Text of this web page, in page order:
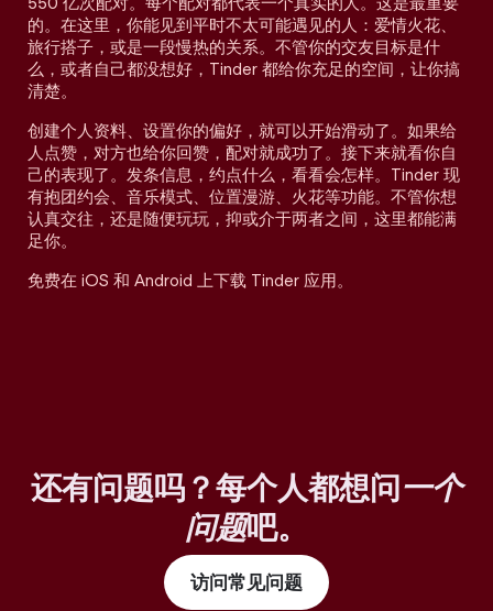
的。在这里，你能见到平时不太可能遇见的人：爱情火花、
旅行搭子，或是一段慢热的关系。不管你的交友目标是什
么，或者自己都没想好，Tinder 都给你充足的空间，让你搞
清楚。
创建个人资料、设置你的偏好，就可以开始滑动了。如果给
人点赞，对方也给你回赞，配对就成功了。接下来就看你自
己的表现了。发条信息，约点什么，看看会怎样。Tinder 现
有抱团约会、音乐模式、位置漫游、火花等功能。不管你想
认真交往，还是随便玩玩，抑或介于两者之间，这里都能满
足你。
免费在 iOS 和 Android 上下载 Tinder 应用。
还有问题吗？每个人都想问一个
问题吧。
访问常见问题